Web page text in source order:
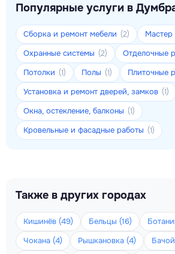
Популярные услуги в
Сборка и ремонт мебели (2) Мастер
Охранные системы (2) Отделочные
Потолки (1) Полы (1) Плиточные
Установка и ремонт дверей, замков (1)
Окна, остекление, балконы (1)
Кровельные и фасадные работы (1)
Также в других городах
Кишинёв (49) Бельцы (16)
Чокана (4)
Рышкановка (4)